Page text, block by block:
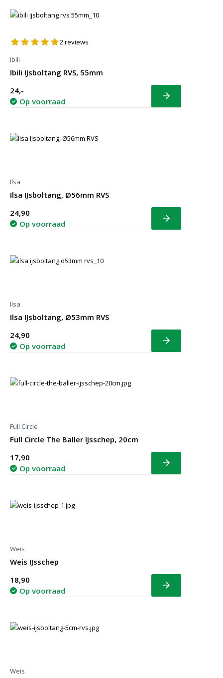
2reviews
Ibili
Ibili IJsboltang RVS, 55mm
24,-
Op voorraad
Bekijk
Ilsa
Ilsa IJsboltang, Ø56mm RVS
24,90
Op voorraad
Bekijk
Ilsa
Ilsa IJsboltang, Ø53mm RVS
24,90
Op voorraad
Bekijk
Full Circle
Full Circle The Baller IJsschep, 20cm
17,90
Op voorraad
Bekijk
Weis
Weis IJsschep
18,90
Op voorraad
Bekijk
Weis